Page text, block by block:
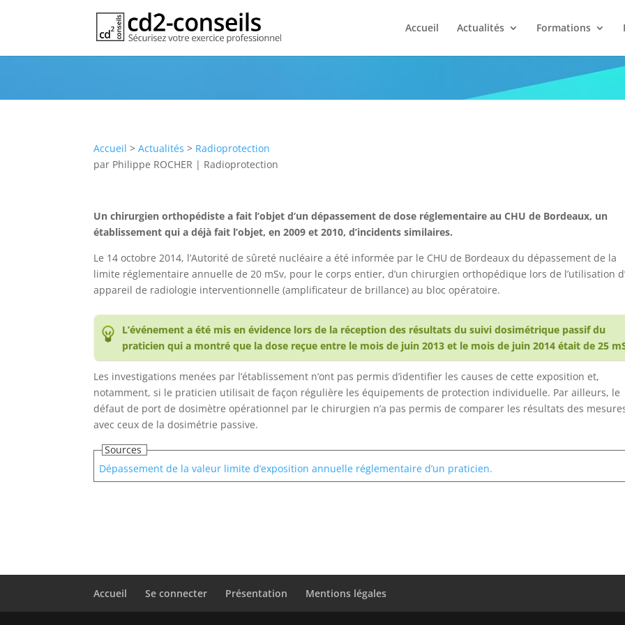
Accueil Actualités Formations
Dépassement de dose pour un chirurgien bordelais
Accueil >Actualités > Radioprotection
par Philippe ROCHER | Radioprotection
Un chirurgien orthopédiste a fait l’objet d’un dépassement de dose réglementaire au CHU de Bordeaux, un
établissement qui a déjà fait l’objet, en 2009 et 2010, d’incidents similaires.
Le 14 octobre 2014, l’Autorité de sûreté nucléaire a été informée par le CHU de Bordeaux du dépassement de la
limite réglementaire annuelle de 20 mSv, pour le corps entier, d’un chirurgien orthopédique lors de l’utilisation
appareil de radiologie interventionnelle (amplificateur de brillance) au bloc opératoire.
L’événement a été mis en évidence lors de la réception des résultats du suivi dosimétrique passif du
praticien qui a montré que la dose reçue entre le mois de juin 2013 et le mois de juin 2014 était de 25
Les investigations menées par l’établissement n’ont pas permis d’identifier les causes de cette exposition et,
notamment, si le praticien utilisait de façon régulière les équipements de protection individuelle. Par ailleurs, le
défaut de port de dosimètre opérationnel par le chirurgien n’a pas permis de comparer les résultats des
avec ceux de la dosimétrie passive.
Sources
Dépassement de la valeur limite d’exposition annuelle réglementaire d’un praticien.
Accueil Se connecter Présentation Mentions légales